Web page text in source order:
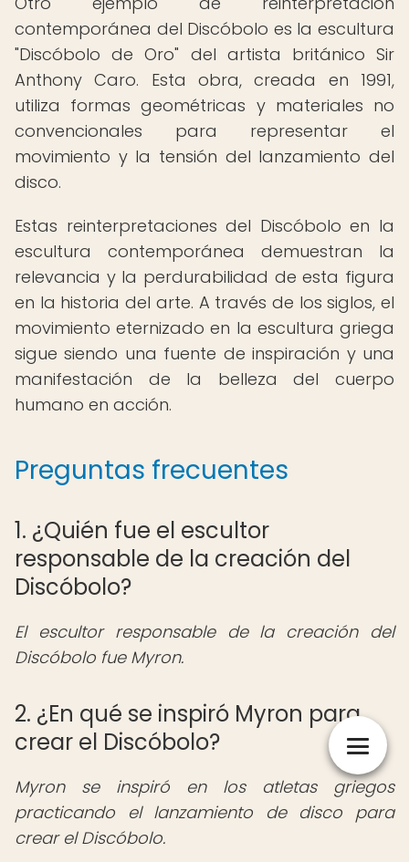
contemporánea del Discóbolo es la escultura
"Discóbolo de Oro" del artista británico Sir
Anthony Caro. Esta obra, creada en 1991,
utiliza formas geométricas y materiales no
convencionales para representar el
movimiento y la tensión del lanzamiento del
disco.
Estas reinterpretaciones del Discóbolo en la
escultura contemporánea demuestran la
relevancia y la perdurabilidad de esta figura
en la historia del arte. A través de los siglos, el
movimiento eternizado en la escultura griega
sigue siendo una fuente de inspiración y una
manifestación de la belleza del cuerpo
humano en acción.
Preguntas frecuentes
1. ¿Quién fue el escultor
responsable de la creación del
Discóbolo?
El escultor responsable de la creación del
Discóbolo fue Myron.
2. ¿En qué se inspiró Myron para
crear el Discóbolo?
Myron se inspiró en los atletas griegos
practicando el lanzamiento de disco para
crear el Discóbolo.